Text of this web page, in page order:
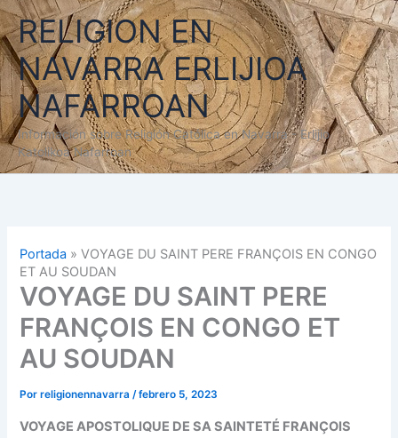
Ir
al
contenido
RELIGION EN
NAVARRA ERLIJIOA
NAFARROAN
Información sobre Religión Católica en Navarra - Erlijio
Katolikoa Nafarroan
Portada »VOYAGE DU SAINT PERE FRANÇOIS EN CONGO
ET AU SOUDAN
VOYAGE DU SAINT PERE
FRANÇOIS EN CONGO ET
AU SOUDAN
Porreligionennavarra/febrero 5, 2023
VOYAGE APOSTOLIQUE DE SA SAINTETÉ FRANÇOIS